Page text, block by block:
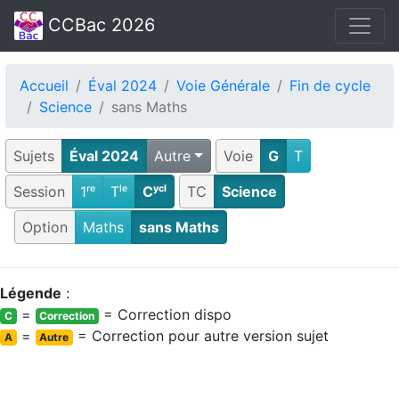
CCBac 2026
Accueil Éval 2024 Voie Générale
Fin de cycle
Science
sans Maths
Sujets Éval 2024 Autre Voie G
T
Session
1ʳᵉ Tˡᵉ Cʸᶜˡ TC
Science
Option
Maths sans Maths
Légende :
C = Correction = Correction dispo
A = Autre = Correction pour autre version sujet